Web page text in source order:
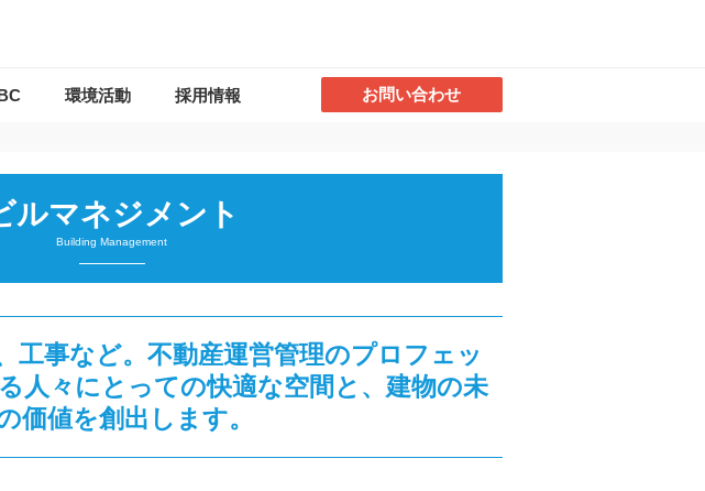
環境活動 採用情報 お問い合わせ
ルマネジメント
Building Management
工事など。不動産運営管理のプロフェッ
人々にとっての快適な空間と、建物の未
価値を創出します。